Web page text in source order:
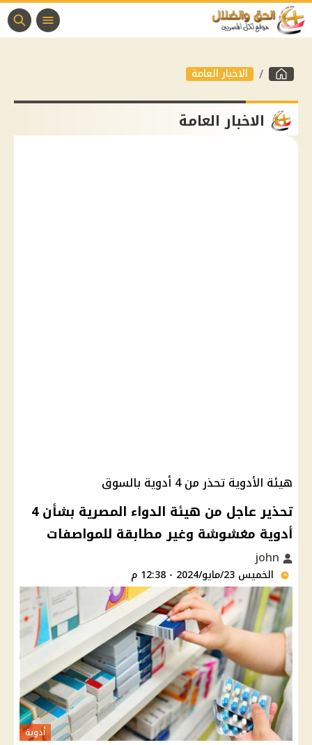
الاخبار العامة
الاخبار العامة
هيئة الأدوية تحذر من 4 أدوية بالسوق
تحذير عاجل من هيئة الدواء المصرية بشأن 4
أدوية مغشوشة وغير مطابقة للمواصفات
الخميس 23/مايو/2024 - 12:38 م
أدوية